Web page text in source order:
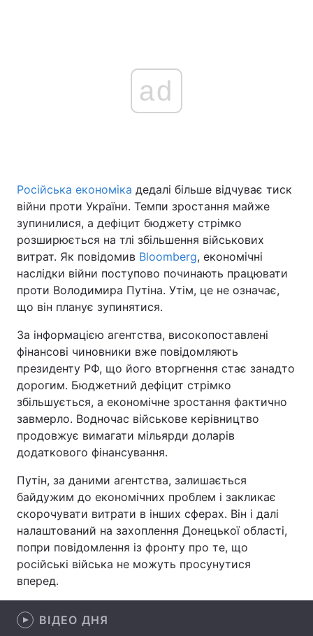
Україна Політика
Економіка Світ
Спорт Наука
Техно і зв'язок Лайт
Здоров'я Туризм
Цікавинки Погода
Екологія Регіони
Лонгріди
Відео з Youtube Статті
Інтерв'ю Думки
Архів Вакансії
Контакти
ad
Російська економіка дедалі більше відчуває тиск
війни проти України. Темпи зростання майже
зупинилися, а дефіцит бюджету стрімко
розширюється на тлі збільшення військових
витрат. Як повідомив Bloomberg, економічні
наслідки війни поступово починають працювати
проти Володимира Путіна. Утім, це не означає,
що він планує зупинятися.
За інформацією агентства, високопоставлені
фінансові чиновники вже повідомляють
президенту РФ, що його вторгнення стає занадто
дорогим. Бюджетний дефіцит стрімко
збільшується, а економічне зростання фактично
завмерло. Водночас військове керівництво
продовжує вимагати мільярди доларів
додаткового фінансування.
Путін, за даними агентства, залишається
байдужим до економічних проблем і закликає
скорочувати витрати в інших сферах. Він і далі
налаштований на захоплення Донецької області,
попри повідомлення із фронту про те, що
російські війська не можуть просунутися
вперед.
ВІДЕО ДНЯ